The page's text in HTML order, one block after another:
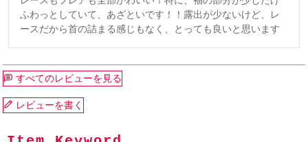
ふわっとしていて、あざといです！！露出が少ないけど、レ
ースだから首の詰まる感じもなく、とっても良いと思います
すべてのレビューを見る
レビューを書く